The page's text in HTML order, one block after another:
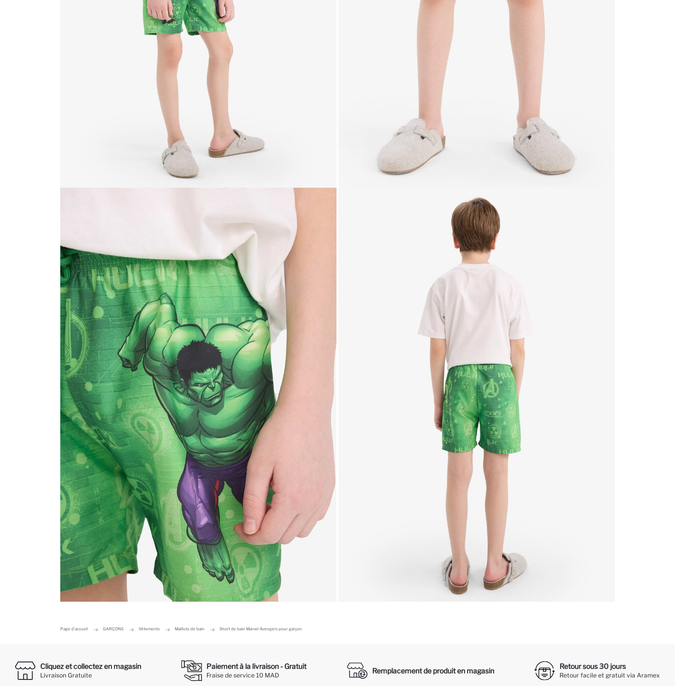
Page d'accueil GARÇONS Vêtements Maillots de bain Short de bain Marvel Avengers pour garçon
Cliquez et collectez en magasin
Livraison Gratuite
Paiement à la livraison - Gratuit
Fraise de service 10 MAD
Remplacement de produit en magasin
Retour sous 30 jours
Retour facile et gratuit via Aramex